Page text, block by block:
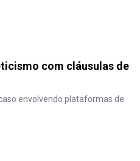
com cláusulas de
envolvendo plataformas de